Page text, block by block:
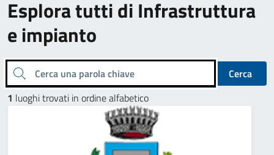
Esplora tutti di Infrastruttura
e impianto
Cerca una parola chiave
Cerca
1 luoghi trovati in ordine alfabetico